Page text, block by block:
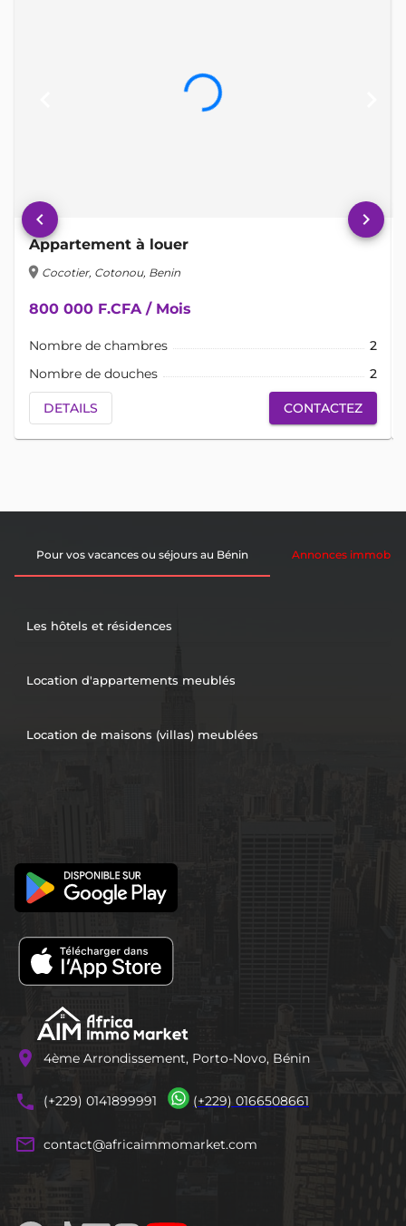
Appartement à louer
location_on Cocotier, Cotonou, Benin
800 000 F.CFA / Mois
Nombre de chambres
2
Nombre de douches
2
DETAILS CONTACTEZ
keyboard_arrow_left keyboard_arrow_right
Pour vos vacances ou séjours au Bénin Annonces
Les hôtels et résidences
Location d'appartements meublés
Location de maisons (villas) meublées
location_on 4ème Arrondissement, Porto-Novo, Bénin
phones(+229) 0141899991 (+229) 0166508661
mail_outline contact@africaimmomarket.com